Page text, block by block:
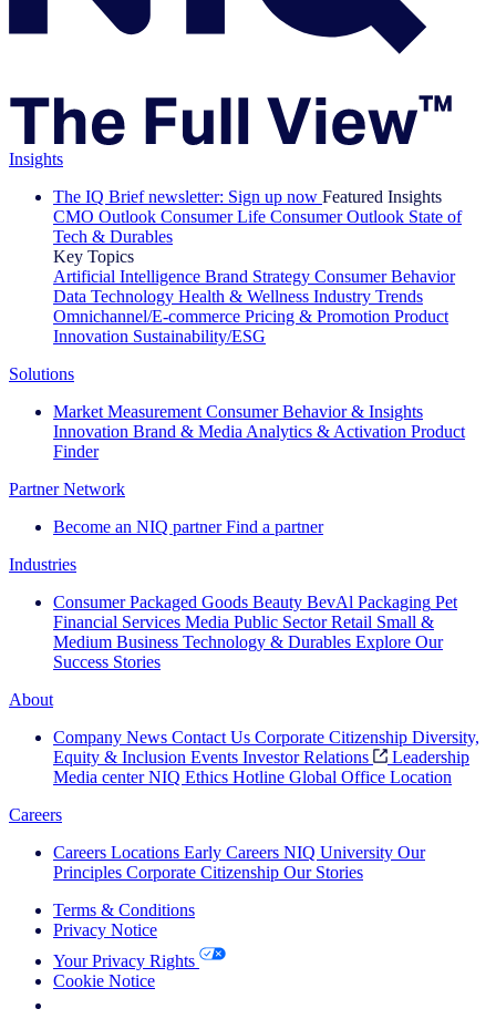
Insights
The IQ Brief newsletter: Sign up now Featured Insights
CMO Outlook Consumer Life Consumer Outlook State of
Tech & Durables
Key Topics
Artificial Intelligence Brand Strategy Consumer Behavior
Data Technology Health & Wellness Industry Trends
Omnichannel/E-commerce Pricing & Promotion Product
Innovation Sustainability/ESG
Solutions
Market Measurement Consumer Behavior & Insights
Innovation Brand & Media Analytics & Activation Product
Finder
Partner Network
Become an NIQ partner Find a partner
Industries
Consumer Packaged Goods Beauty BevAl Packaging Pet
Financial Services Media Public Sector Retail Small &
Medium Business Technology & Durables Explore Our
Success Stories
About
Company News Contact Us Corporate Citizenship Diversity,
Equity & Inclusion Events Investor Relations
Leadership
Media center NIQ Ethics Hotline Global Office Location
Careers
Careers Locations Early Careers NIQ University Our
Principles Corporate Citizenship Our Stories
Terms & Conditions
Privacy Notice
Your Privacy Rights
Cookie Notice